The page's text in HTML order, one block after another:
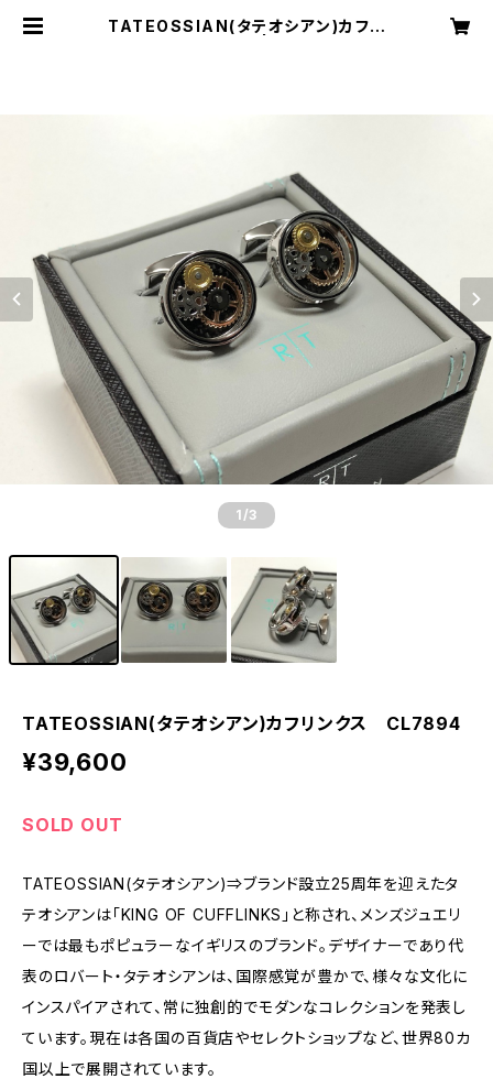
TATEOSSIAN(タテオシアン)カフリ
1 /3
TATEOSSIAN(タテオシアン)カフリンクス CL7894
¥39,600
SOLD OUT
TATEOSSIAN(タテオシアン)⇒ブランド設立25周年を迎えたタ
テオシアンは「KING OF CUFFLINKS」と称され、メンズジュエリ
ーでは最もポピュラーなイギリスのブランド。デザイナーであり代
表のロバート・タテオシアンは、国際感覚が豊かで、様々な文化に
インスパイアされて、常に独創的でモダンなコレクションを発表し
ています。現在は各国の百貨店やセレクトショップなど、世界80カ
国以上で展開されています。